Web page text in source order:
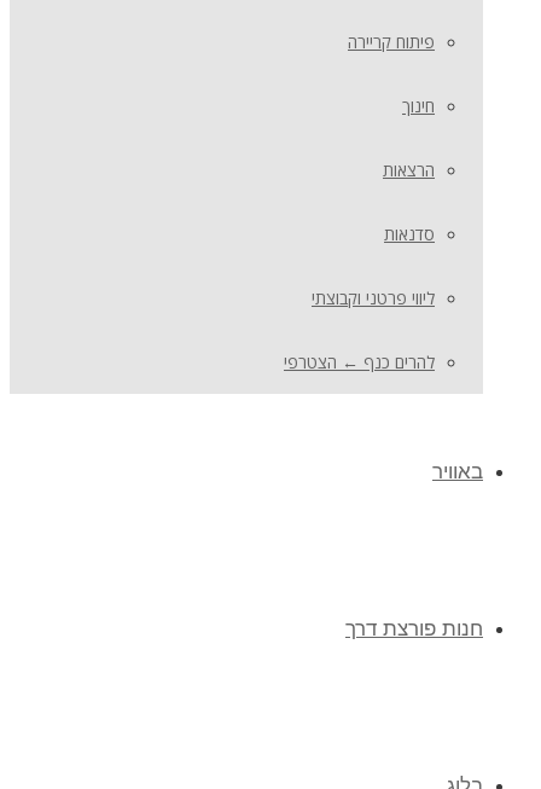
פיתוח קריירה
חינוך
הרצאות
סדנאות
ליווי פרטני וקבוצתי
להרים כנף ← הצטרפי
באוויר
חנות פורצת דרך